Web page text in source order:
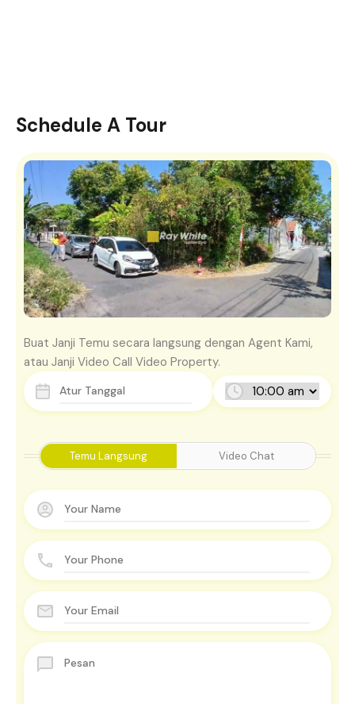
Schedule A Tour
Temu Langsung Video Chat
Buat Janji Temu secara langsung dengan Agent Kami,
atau Janji Video Call Video Property.